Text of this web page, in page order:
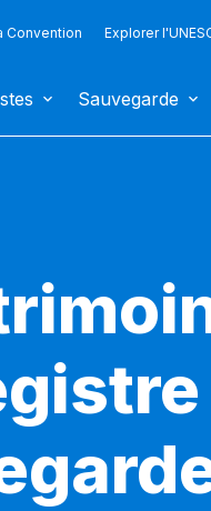
Convention Explorer
Sauvegarde